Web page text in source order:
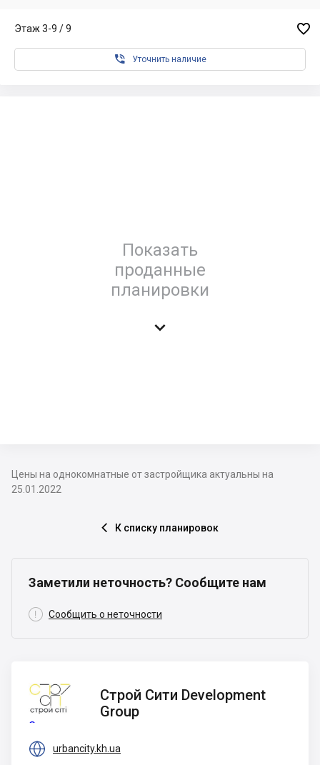
Этаж 3-9 / 9 
 Уточнить наличие
Показать
проданные
планировки

Цены на однокомнатные от застройщика актуальны на
25.01.2022
 К списку планировок
Заметили неточность? Сообщите нам
 Сообщить о неточности
Строй
Сити
Development
Group
Строй Сити Development
Group
 urbancity.kh.ua